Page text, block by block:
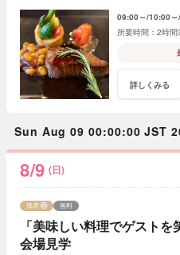
09:00～ 10:00～
2時間
詳しくみる
Sun Aug 09 00:00:00 JST
8/9 (日)
「美味しい料理でゲスト
会場見学
残席 無料